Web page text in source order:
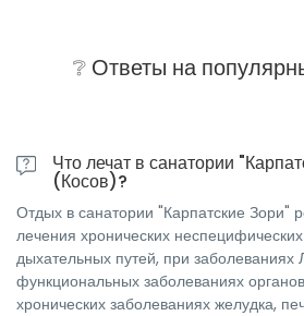
❔ Ответы на
Что лечат в санатории
(Косов)?
Отдых в санатории "Карпатские Зори"
лечения хронических
дыхательных путей, при
функциональных заболеваниях
хронических заболеваниях желудка,